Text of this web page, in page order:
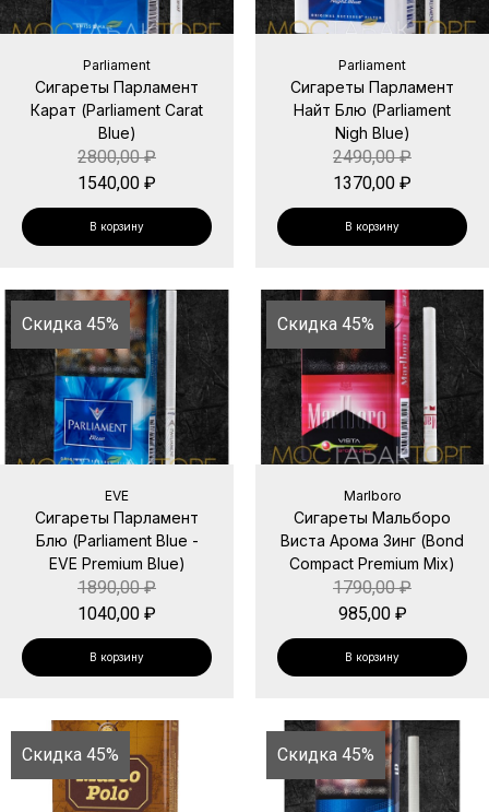
Parliament
Сигареты Парламент
Карат (Parliament Carat
Blue)
2800,00₽
1540,00 ₽
В корзину
Parliament
Сигареты Парламент
Найт Блю (Parliament
Nigh Blue)
2490,00₽
1370,00 ₽
В корзину
Скидка 45%
EVE
Сигареты Парламент
Блю (Parliament Blue -
EVE Premium Blue)
1890,00₽
1040,00 ₽
В корзину
Скидка 45%
Marlboro
Сигареты Мальборо
Виста Арома Зинг (Bond
Compact Premium Mix)
1790,00₽
985,00 ₽
В корзину
Скидка 45% Скидка 45%